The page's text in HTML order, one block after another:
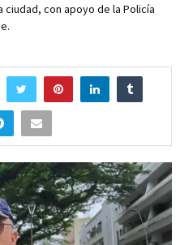
con apoyo de la Policía